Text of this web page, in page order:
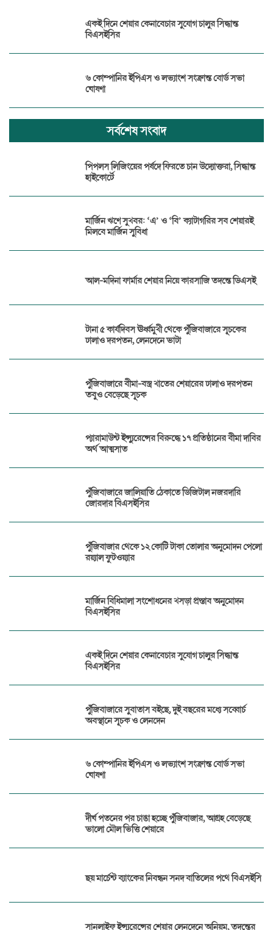
একই দিনে শেয়ার কেনাবেচার সুযোগ চালুর সিদ্ধান্ত
বিএসইসির
৬ কোম্পানির ইপিএস ও লভ্যাংশ সংক্রান্ত বোর্ড সভা
ঘোষণা
সর্বশেষ সংবাদ
পিপলস লিজিংয়ের পর্ষদে ফিরতে চান উদ্যোক্তরা, সিদ্ধান্ত
হাইকোর্টে
মার্জিন ঋণে সুখবর: ‘এ’ ও ‘বি’ ক্যাটাগরির সব শেয়ারই
মিলবে মার্জিন সুবিধা
আল-মদিনা ফার্মার শেয়ার নিয়ে কারসাজি তদন্তে ডিএসই
টানা ৫ কার্যদিবস ঊর্ধ্বমুখী থেকে পুঁজিবাজারে সূচকের
ঢালাও দরপতন, লেনদেনে ভাটা
পুঁজিবাজারে বীমা-বস্ত্র খাতের শেয়ারের ঢালাও দরপতন
তবুও বেড়েছে সূচক
প্যারামাউন্ট ইন্স্যুরেন্সের বিরুদ্ধে ১৭ প্রতিষ্ঠানের বীমা দাবির
অর্থ আত্মসাত
পুঁজিবাজারে জালিয়াতি ঠেকাতে ডিজিটাল নজরদারি
জোরদার বিএসইসির
পুঁজিবাজার থেকে ১২ কোটি টাকা তোলার অনুমোদন পেলো
রয়্যাল ফুটওয়্যার
মার্জিন বিধিমালা সংশোধনের খসড়া প্রস্তাব অনুমোদন
বিএসইসির
একই দিনে শেয়ার কেনাবেচার সুযোগ চালুর সিদ্ধান্ত
বিএসইসির
পুঁজিবাজারে সুবাতাস বইছে, দুই বছরের মধ্যে সব্বোর্চ
অবস্থানে সূচক ও লেনদেন
৬ কোম্পানির ইপিএস ও লভ্যাংশ সংক্রান্ত বোর্ড সভা
ঘোষণা
দীর্ঘ পতনের পর চাঙা হচ্ছে পুঁজিবাজার, আগ্রহ বেড়েছে
ভালো মৌল ভিত্তি শেয়ারে
ছয় মার্চেন্ট ব্যাংকের নিবন্ধন সনদ বাতিলের পথে বিএসইসি
সানলাইফ ইন্স্যুরেন্সের শেয়ার লেনদেনে অনিয়ম, তদন্তের